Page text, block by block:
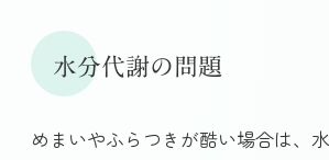
水分代謝の問題
めまいやふらつきが酷い場合は、